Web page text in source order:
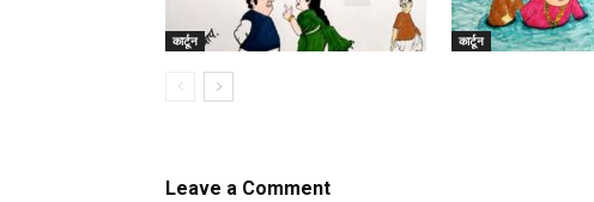
कार्टून कार्टून
Leave a Comment